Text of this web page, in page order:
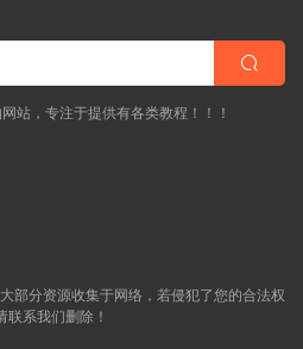
站，专注于提供有各类教程！！！
分资源收集于网络，若侵犯了您的合法权
联系我们删除！